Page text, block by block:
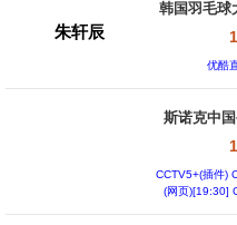
朱轩辰
韩国羽毛球
优酷
斯诺克中
CCTV5+(插件)
(网页)[19:30]